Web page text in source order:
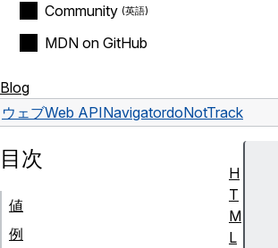
Community
MDN on GitHub
Blog
ウェブWeb APINavigatordoNotTrack
目次
値
例
H
T
M
L